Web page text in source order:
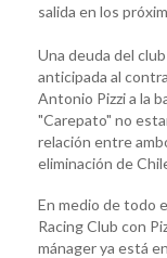
salida en los
Una deuda del
anticipada al
Antonio Pizzi a la
"Carepato" no
relación entre
eliminación de
En medio de todo
Racing Club con
mánager ya está